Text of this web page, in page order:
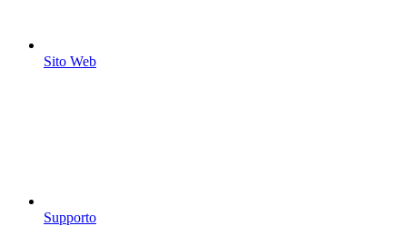
Sito Web
Supporto